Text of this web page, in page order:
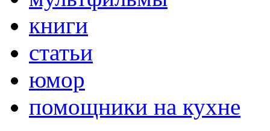
книги
статьи
юмор
помощники на кухне